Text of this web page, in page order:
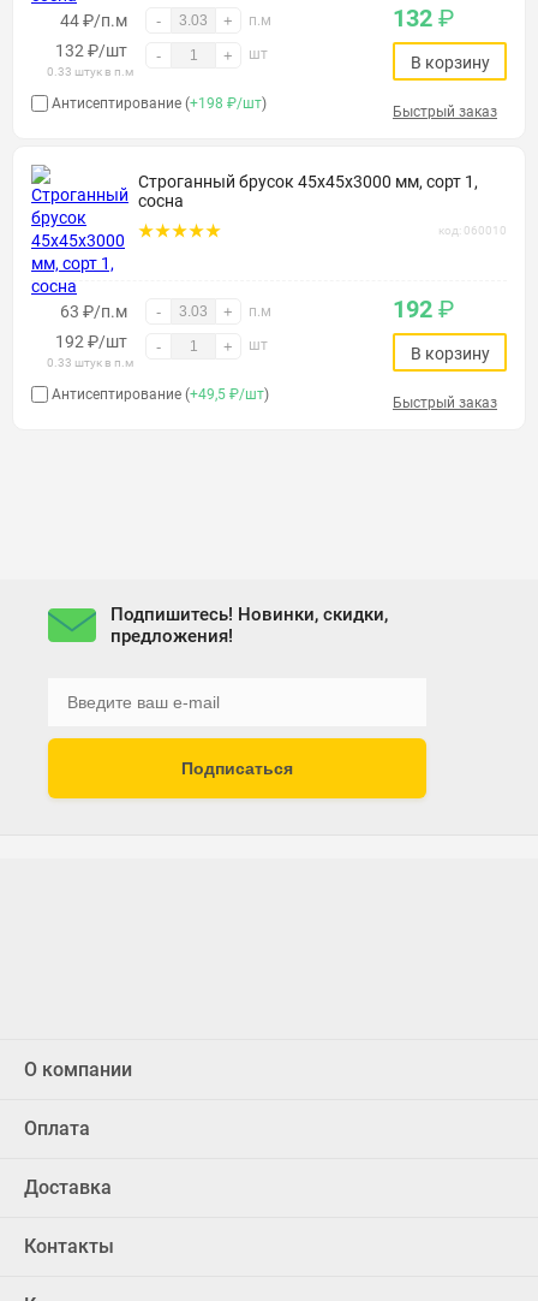
44 ₽/п.м - + п.м
132 ₽/шт
0.33 штук в п.м
- + шт
132 ₽
Антисептирование (+198 ₽/шт)
В корзину
Быстрый заказ
Строганный брусок 45х45х3000 мм, сорт 1,
сосна
код: 060010
63 ₽/п.м - + п.м
192 ₽/шт
0.33 штук в п.м
- + шт
192 ₽
Антисептирование (+49,5 ₽/шт)
В корзину
Быстрый заказ
Подпишитесь! Новинки, скидки,
предложения!
Подписаться
О компании
Оплата
Доставка
Контакты